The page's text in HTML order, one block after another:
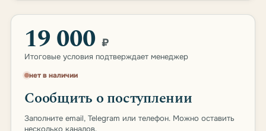
19 000 ₽
Итоговые условия подтверждает менеджер
нет в наличии
Сообщить о поступлении
Заполните email, Telegram или телефон. Можно оставить
несколько каналов.